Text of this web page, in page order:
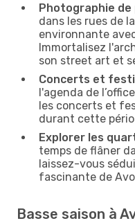
Photographie de
dans les rues de
environnante
Immortalisez
son street art et
Concerts et
l'agenda de
les concerts et
durant cette
Explorer les
temps de flâner
laissez-vous
fascinante de
Basse saison à